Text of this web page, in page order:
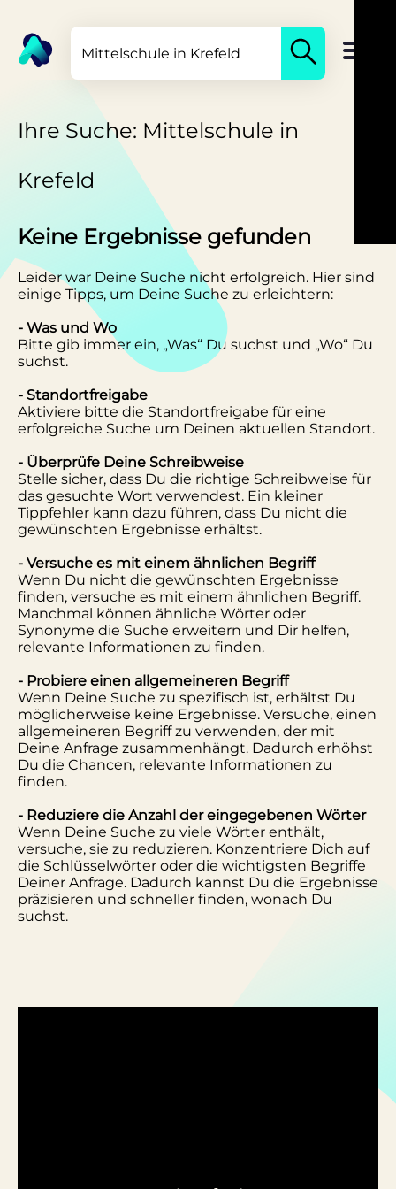
Ihre Suche: Mittelschule in
Krefeld
Keine Ergebnisse gefunden
Leider war Deine Suche nicht erfolgreich. Hier sind
einige Tipps, um Deine Suche zu erleichtern:
- Was und Wo
Bitte gib immer ein, „Was“ Du suchst und „Wo“ Du
suchst.
- Standortfreigabe
Aktiviere bitte die Standortfreigabe für eine
erfolgreiche Suche um Deinen aktuellen Standort.
- Überprüfe Deine Schreibweise
Stelle sicher, dass Du die richtige Schreibweise für
das gesuchte Wort verwendest. Ein kleiner
Tippfehler kann dazu führen, dass Du nicht die
gewünschten Ergebnisse erhältst.
- Versuche es mit einem ähnlichen Begriff
Wenn Du nicht die gewünschten Ergebnisse
finden, versuche es mit einem ähnlichen Begriff.
Manchmal können ähnliche Wörter oder
Synonyme die Suche erweitern und Dir helfen,
relevante Informationen zu finden.
- Probiere einen allgemeineren Begriff
Wenn Deine Suche zu spezifisch ist, erhältst Du
möglicherweise keine Ergebnisse. Versuche, einen
allgemeineren Begriff zu verwenden, der mit
Deine Anfrage zusammenhängt. Dadurch erhöhst
Du die Chancen, relevante Informationen zu
finden.
- Reduziere die Anzahl der eingegebenen Wörter
Wenn Deine Suche zu viele Wörter enthält,
versuche, sie zu reduzieren. Konzentriere Dich auf
die Schlüsselwörter oder die wichtigsten Begriffe
Deiner Anfrage. Dadurch kannst Du die Ergebnisse
präzisieren und schneller finden, wonach Du
suchst.